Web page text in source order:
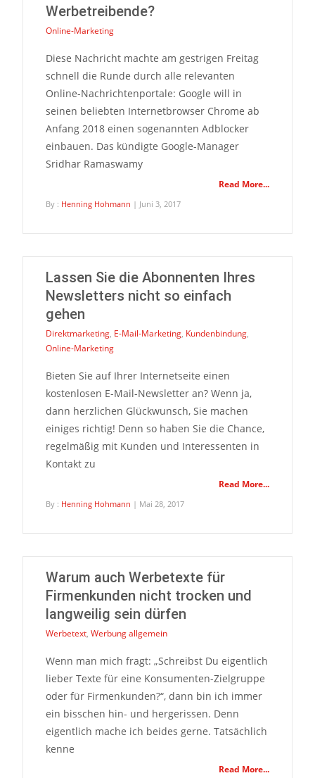
Werbetreibende?
Online-Marketing
Diese Nachricht machte am gestrigen Freitag
schnell die Runde durch alle relevanten
Online-Nachrichtenportale: Google will in
seinen beliebten Internetbrowser Chrome ab
Anfang 2018 einen sogenannten Adblocker
einbauen. Das kündigte Google-Manager
Sridhar Ramaswamy
Read More...
By : Henning Hohmann | Juni 3, 2017
Lassen Sie die Abonnenten Ihres
Newsletters nicht so einfach
gehen
Direktmarketing, E-Mail-Marketing, Kundenbindung,
Online-Marketing
Bieten Sie auf Ihrer Internetseite einen
kostenlosen E-Mail-Newsletter an? Wenn ja,
dann herzlichen Glückwunsch, Sie machen
einiges richtig! Denn so haben Sie die Chance,
regelmäßig mit Kunden und Interessenten in
Kontakt zu
Read More...
By : Henning Hohmann | Mai 28, 2017
Warum auch Werbetexte für
Firmenkunden nicht trocken und
langweilig sein dürfen
Werbetext, Werbung allgemein
Wenn man mich fragt: „Schreibst Du eigentlich
lieber Texte für eine Konsumenten-Zielgruppe
oder für Firmenkunden?“, dann bin ich immer
ein bisschen hin- und hergerissen. Denn
eigentlich mache ich beides gerne. Tatsächlich
kenne
Read More...